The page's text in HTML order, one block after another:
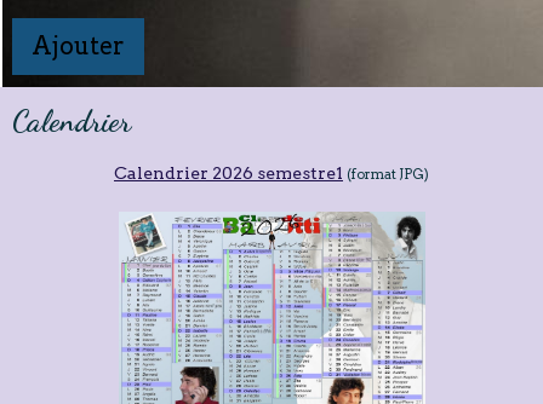
Ajouter
Calendrier
Calendrier 2026 semestre1 (format JPG)